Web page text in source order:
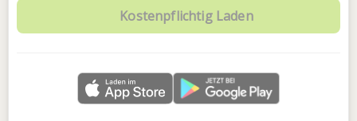
Kostenpflichtig Laden